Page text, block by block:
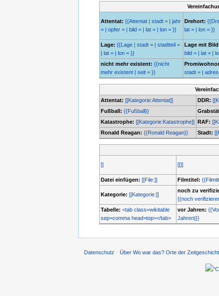
Attentat: {{Attentat | stadt = | jahr
= | opfer = | bild = | lat = | lon = }}
Drehort:
lat = | lon = }}
Lage: {{Lage | stadt = | stadtteil =
| lat = | lon = }}
Lage mit
bild = | lat = |
nicht mehr existent: {{nicht
mehr existent | seit = }}
stadt = |
Attentat: [[Kategorie:Attentat]] DDR:
Fußball: {{Fußball}}
Katastrophe: [[Kategorie:Katastrophe]] RAF:
Ronald Reagan: {{Ronald Reagan}} Stadt:
[] [[]]
Datei einfügen: [[File:]] Filmtitel:
Kategorie: [[Kategorie:]]
noch zu
{{noch
Tabelle: <tab class=wikitable
sep=comma head=top></tab>
vor Jahren:
Jahren|}}
Datenschutz Über Wo war das? Orte der